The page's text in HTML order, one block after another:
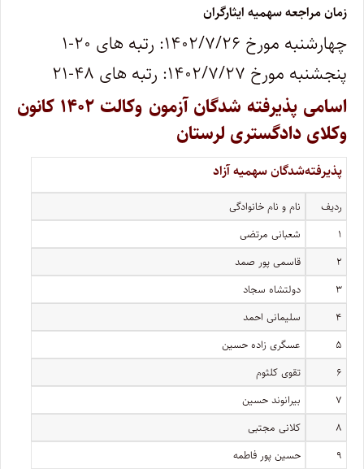
زمان مراجعه سهمیه ایثارگران
چهارشنبه مورخ ۱۴۰۲/۷/۲۶: رتبه های ۲۰-۱
پنجشنبه مورخ ۱۴۰۲/۷/۲۷: رتبه های ۴۸-۲۱
اسامی پذیرفته شدگان آزمون وکالت ۱۴۰۲ کانون
وکلای دادگستری لرستان
پذیرفته‌شدگان سهمیه آزاد
ردیف
نام و نام خانوادگی
۱
شعبانی مرتضی
۲
قاسمی پور صمد
۳
دولتشاه سجاد
۴
سلیمانی احمد
۵
عسگری زاده حسین
۶
تقوی کلثوم
۷
بیرانوند حسین
۸
کلانی مجتبی
۹
حسین پور فاطمه